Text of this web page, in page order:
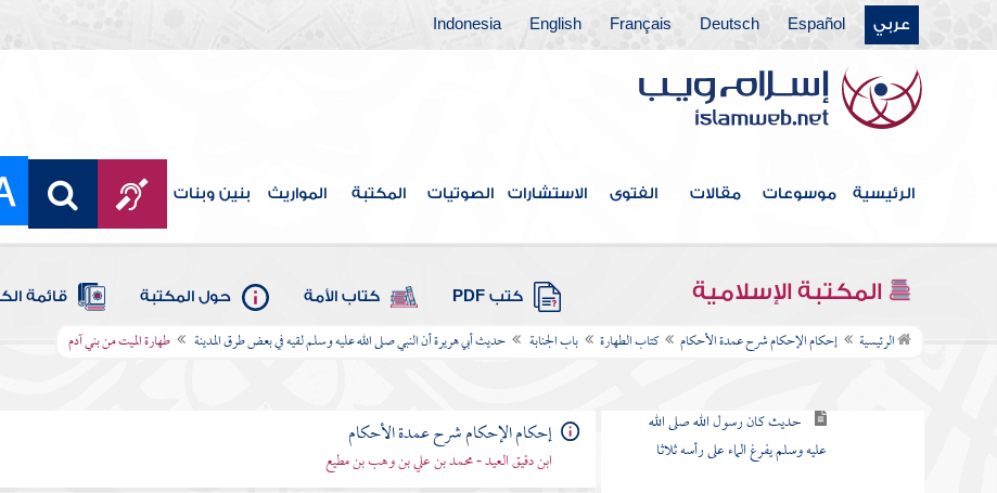
عربي Español
Deutsch
Français
English
Indonesia
الرئيسية موسوعات مقالات الفتوى الاستشارات الصوتيات المكتبة المواريث بنين وبنات
المكتبة الإسلامية كتب PDF كتاب الأمة حول المكتبة قائمة
الرئيسية إحكام الإحكام شرح عمدة الأحكام كتاب الطهارة باب الجنابة حديث أبي هريرة أن النبي صلى الله عليه وسلم لقيه في بعض طرق المدينة طهارة الميت من بني آدم
حديث وضعت لرسول الله
صلى الله عليه وسلم وضوء الجنابة
فأكفأ بيمينه على يساره
حديث أيرقد أحدنا وهو جنب
الحق
حديث كنت أغسل الجنابة من ثوب
إلى الصلاة
حديث إذا جلس بين شعبها الأربع
حديث كان رسول الله صلى الله
عليه وسلم يفرغ الماء على رأسه ثلاثا
إحكام الإحكام شرح عمدة الأحكام
ابن دقيق العيد - محمد بن علي بن وهب بن مطيع